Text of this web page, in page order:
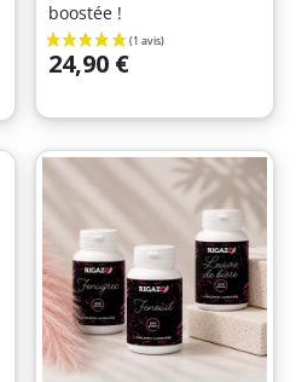
boostée !
Prix
24,90 €